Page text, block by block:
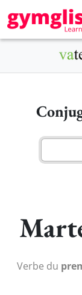
Verbe du